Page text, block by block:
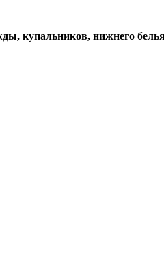
купальников, нижнего